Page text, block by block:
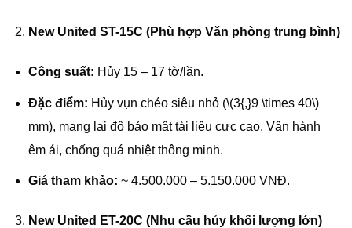
New United ST-15C (Phù hợp Văn phòng trung bình)
Công suất: Hủy 15 – 17 tờ/lần.
Đặc điểm: Hủy vụn chéo siêu nhỏ (\(3{,}9 \times 40\)
mm), mang lại độ bảo mật tài liệu cực cao. Vận hành
êm ái, chống quá nhiệt thông minh.
Giá tham khảo: ~ 4.500.000 – 5.150.000 VNĐ.
New United ET-20C (Nhu cầu hủy khối lượng lớn)